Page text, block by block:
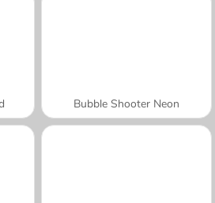
Bubble Shooter Neon